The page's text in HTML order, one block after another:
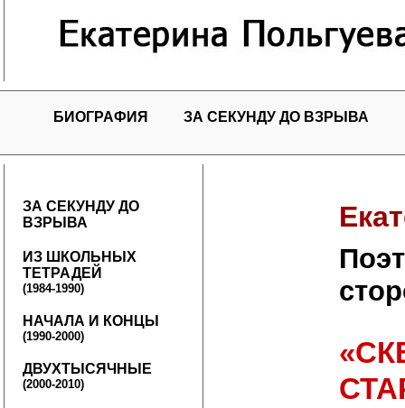
БИОГРАФИЯ ЗА СЕКУНДУ ДО ВЗРЫВА
ЗА СЕКУНДУ ДО
ВЗРЫВА
ИЗ ШКОЛЬНЫХ
ТЕТРАДЕЙ
(1984-1990)
НАЧАЛА И КОНЦЫ
(1990-2000)
ДВУХТЫСЯЧНЫЕ
(2000-2010)